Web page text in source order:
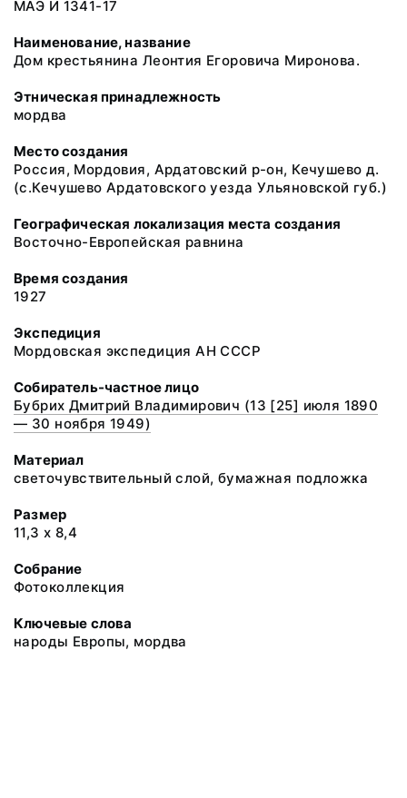
МАЭ И 1341-17
Наименование, название
Дом крестьянина Леонтия Егоровича Миронова.
Этническая принадлежность
мордва
Место создания
Россия, Мордовия, Ардатовский р-он, Кечушево д.
(с.Кечушево Ардатовского уезда Ульяновской губ.)
Географическая локализация места создания
Восточно-Европейская равнина
Время создания
1927
Экспедиция
Мордовская экспедиция АН СССР
Собиратель-частное лицо
Бубрих Дмитрий Владимирович (13 [25] июля 1890
— 30 ноября 1949)
Материал
светочувствительный слой, бумажная подложка
Размер
11,3 х 8,4
Собрание
Фотоколлекция
Ключевые слова
народы Европы, мордва